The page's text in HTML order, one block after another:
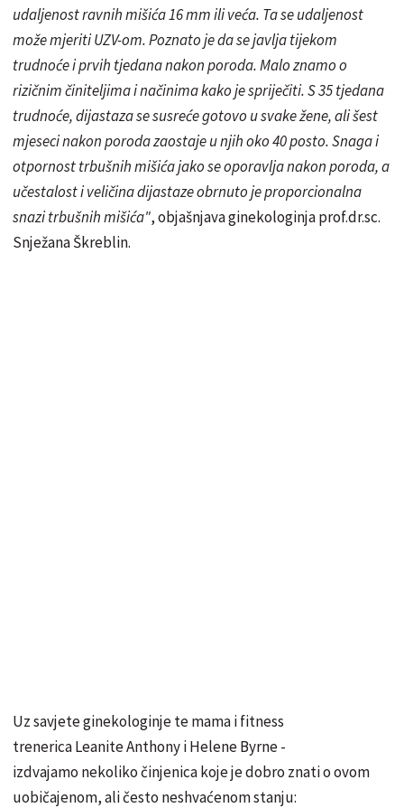
udaljenost ravnih mišića 16 mm ili veća. Ta se udaljenost
može mjeriti UZV-om. Poznato je da se javlja tijekom
trudnoće i prvih tjedana nakon poroda. Malo znamo o
rizičnim činiteljima i načinima kako je spriječiti. S 35 tjedana
trudnoće, dijastaza se susreće gotovo u svake žene, ali šest
mjeseci nakon poroda zaostaje u njih oko 40 posto. Snaga i
otpornost trbušnih mišića jako se oporavlja nakon poroda, a
učestalost i veličina dijastaze obrnuto je proporcionalna
snazi trbušnih mišića", objašnjava ginekologinja prof.dr.sc.
Snježana Škreblin.
Uz savjete ginekologinje te mama i fitness
trenerica Leanite Anthony i Helene Byrne -
izdvajamo nekoliko činjenica koje je dobro znati o ovom
uobičajenom, ali često neshvaćenom stanju: